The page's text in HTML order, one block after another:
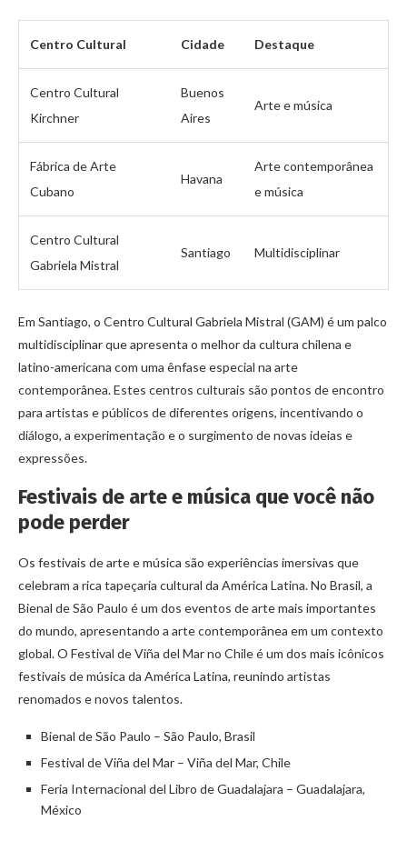
Centro Cultural Cidade Destaque
Centro Cultural
Kirchner
Buenos
Aires
Arte e música
Fábrica de Arte
Cubano
Havana
Arte contemporânea
e música
Centro Cultural
Gabriela Mistral
Santiago Multidisciplinar
Em Santiago, o Centro Cultural Gabriela Mistral (GAM) é um palco
multidisciplinar que apresenta o melhor da cultura chilena e
latino-americana com uma ênfase especial na arte
contemporânea. Estes centros culturais são pontos de encontro
para artistas e públicos de diferentes origens, incentivando o
diálogo, a experimentação e o surgimento de novas ideias e
expressões.
Festivais de arte e música que você não
pode perder
Os festivais de arte e música são experiências imersivas que
celebram a rica tapeçaria cultural da América Latina. No Brasil, a
Bienal de São Paulo é um dos eventos de arte mais importantes
do mundo, apresentando a arte contemporânea em um contexto
global. O Festival de Viña del Mar no Chile é um dos mais icônicos
festivais de música da América Latina, reunindo artistas
renomados e novos talentos.
Bienal de São Paulo – São Paulo, Brasil
Festival de Viña del Mar – Viña del Mar, Chile
Feria Internacional del Libro de Guadalajara – Guadalajara,
México